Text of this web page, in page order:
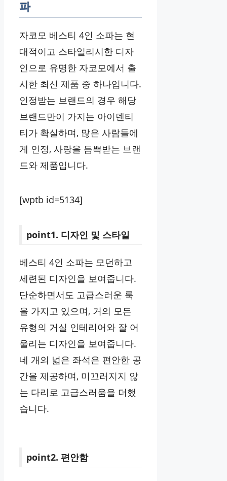
파
자코모 베스티 4인 소파는 현
대적이고 스타일리시한 디자
인으로 유명한 자코모에서 출
시한 최신 제품 중 하나입니다.
인정받는 브랜드의 경우 해당
브랜드만이 가지는 아이덴티
티가 확실하며, 많은 사람들에
게 인정, 사랑을 듬쁙받는 브랜
드와 제품입니다.
[wptb id=5134]
point1. 디자인 및 스타일
베스티 4인 소파는 모던하고
세련된 디자인을 보여줍니다.
단순하면서도 고급스러운 룩
을 가지고 있으며, 거의 모든
유형의 거실 인테리어와 잘 어
울리는 디자인을 보여줍니다.
네 개의 넓은 좌석은 편안한 공
간을 제공하며, 미끄러지지 않
는 다리로 고급스러움을 더했
습니다.
point2. 편안함